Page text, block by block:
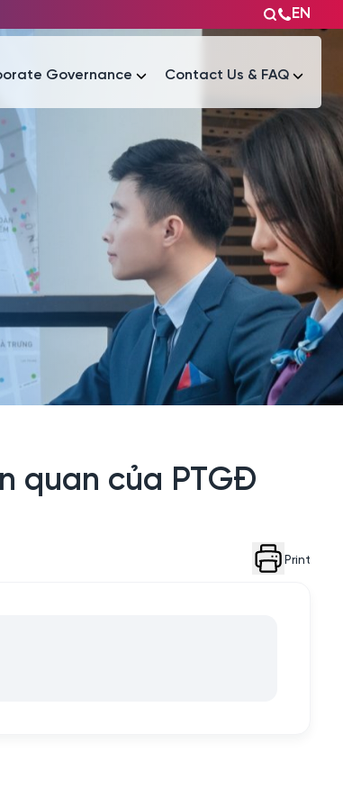
EN
Governance Contact Us & FAQ
quan của PTGĐ
Print